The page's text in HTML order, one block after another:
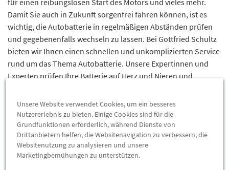
Damit Sie auch in Zukunft sorgenfrei fahren können, ist es
wichtig, die Autobatterie in regelmäßigen Abständen prüfen
und gegebenenfalls wechseln zu lassen. Bei Gottfried Schultz
bieten wir Ihnen einen schnellen und unkomplizierten Service
rund um das Thema Autobatterie. Unsere Expertinnen und
Experten prüfen Ihre Batterie auf Herz und Nieren und
Vorteile mit Gottfried Schultz
✓schneller Termin
Unsere Website verwendet Cookies, um ein besseres
Nutzererlebnis zu bieten. Einige Cookies sind für die
Grundfunktionen erforderlich, während Dienste von
Drittanbietern helfen, die Websitenavigation zu verbessern, die
Websitenutzung zu analysieren und unsere
Marketingbemühungen zu unterstützen.